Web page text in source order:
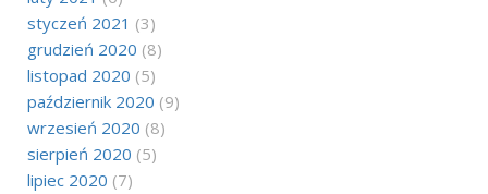
styczeń 2021 (3)
grudzień 2020 (8)
listopad 2020 (5)
październik 2020 (9)
wrzesień 2020 (8)
sierpień 2020 (5)
lipiec 2020 (7)